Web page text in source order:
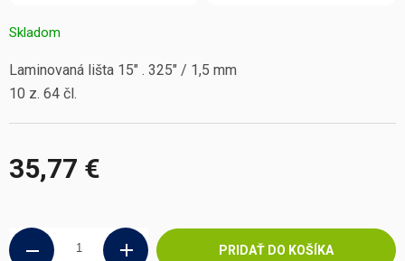
35,77 €
Skladom
PRIDAŤ DO KOŠÍKA
Laminovaná lišta 15" . 325" / 1,5 mm
10 z. 64 čl.